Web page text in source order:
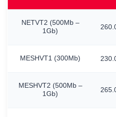
NETVT2 (500Mb –
1Gb)
MESHVT1 (300Mb)
MESHVT2 (500Mb –
1Gb)